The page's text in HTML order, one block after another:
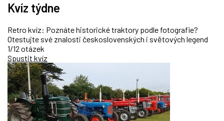
Kvíz týdne
Retro kvíz: Poznáte historické traktory podle fotografie?
Otestujte své znalosti československých i světových legend
1/12 otázek
Spustit kvíz